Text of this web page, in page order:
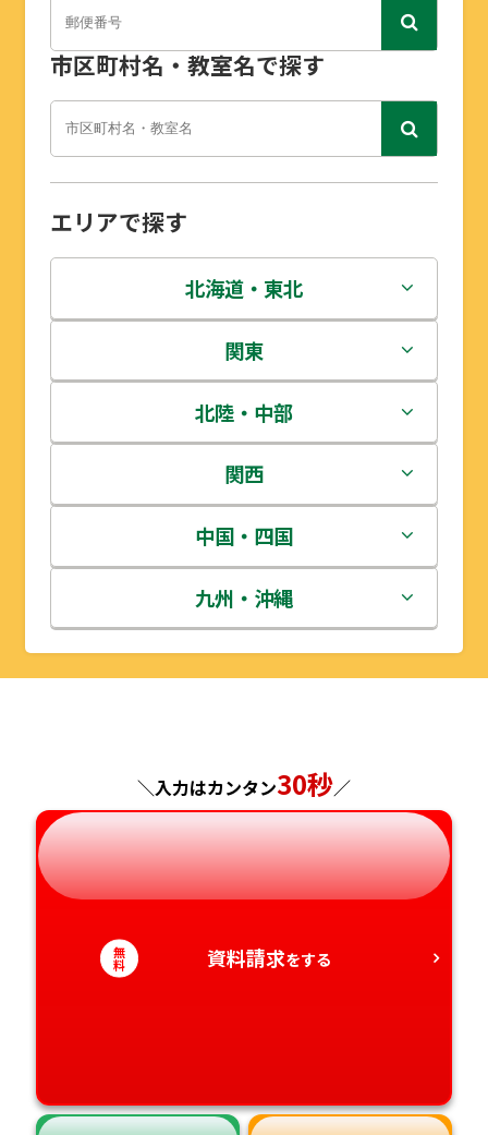
市区町村名・教室名で探す
エリアで探す
北海道・東北
北海道
青森県
岩手県
宮城県
秋田県
山形県
関東
茨城県
栃木県
群馬県
埼玉県
千葉県
神奈川県
北陸・中部
新潟県
富山県
石川県
福井県
長野県
岐阜県
静岡県
愛知県
関西
三重県
滋賀県
京都府
兵庫県
奈良県
和歌山県
中国・四国
鳥取県
島根県
広島県
山口県
徳島県
香川県
九州・沖縄
福岡県
長崎県
熊本県
大分県
宮崎県
＼入力はカンタン30秒／
無
料 資料請求をする